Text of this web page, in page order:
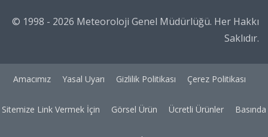
© 1998 - 2026 Meteoroloji Genel Müdürlüğü. Her Hakkı
Saklıdır.
Amacımız Yasal Uyarı Gizlilik Politikası Çerez Politikası
Sitemize Link Vermek İçin Görsel Ürün Ücretli Ürünler Basında